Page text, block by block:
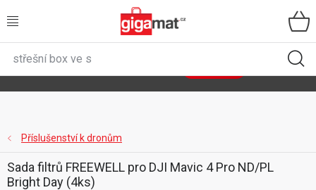
na
VŠECHNY KATEGORIE
ZAHRADA
DÍLNA
Příslušenství k dronům
Sada filtrů FREEWELL pro DJI Mavic 4 Pro ND/PL
Bright Day (4ks)